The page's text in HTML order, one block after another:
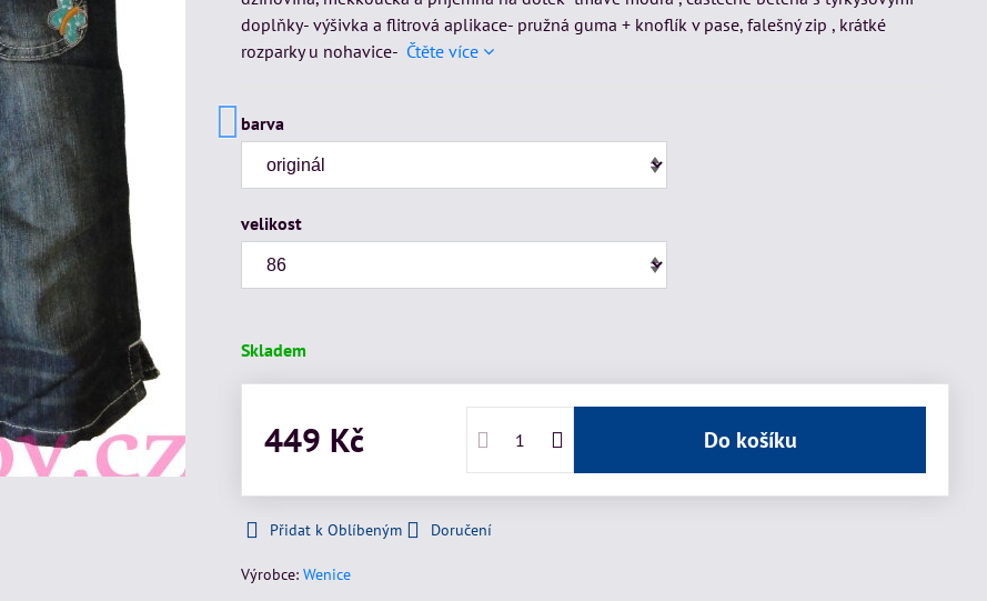
doplňky- výšivka a flitrová aplikace- pružná guma + knoflík v pase, falešný zip , krátké
rozparky u nohavice- Čtěte více
barva
velikost
Skladem
449 Kč Do košíku
Přidat k Oblíbeným Doručení
Výrobce: Wenice